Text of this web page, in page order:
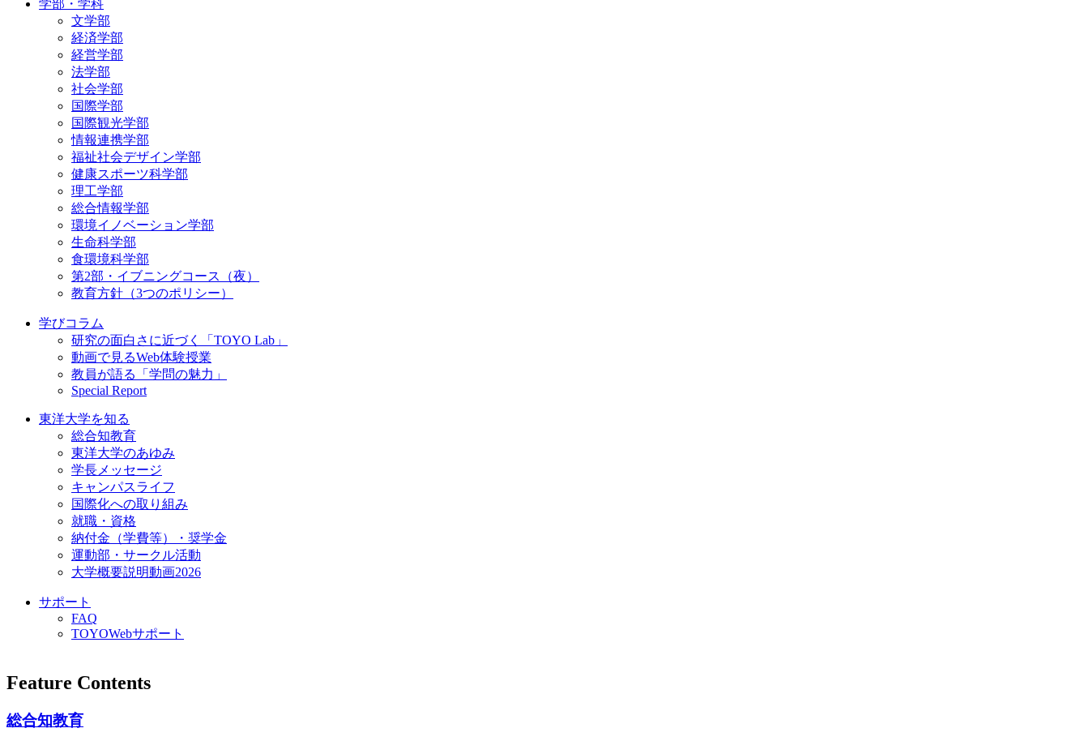
学部・学科
文学部
経済学部
経営学部
法学部
社会学部
国際学部
国際観光学部
情報連携学部
福祉社会デザイン学部
健康スポーツ科学部
理工学部
総合情報学部
環境イノベーション学部
生命科学部
食環境科学部
第2部・イブニングコース（夜）
教育方針（3つのポリシー）
学びコラム
研究の面白さに近づく「TOYO Lab」
動画で見るWeb体験授業
教員が語る「学問の魅力」
Special Report
東洋大学を知る
総合知教育
東洋大学のあゆみ
学長メッセージ
キャンパスライフ
国際化への取り組み
就職・資格
納付金（学費等）・奨学金
運動部・サークル活動
大学概要説明動画2026
サポート
FAQ
TOYOWebサポート
Feature Contents
総合知教育